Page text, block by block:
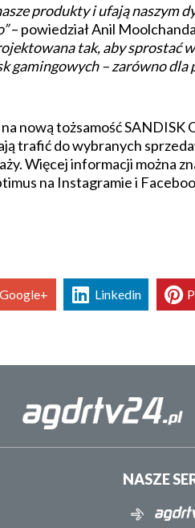
produkty i ufają naszym
– powiedział Anil
tak, aby sprostać
gamingowych – zarówno
nową tożsamość SANDISK
trafić do wybranych
Więcej informacji można
na Instagramie i
Google+ Linkedin
NASZE